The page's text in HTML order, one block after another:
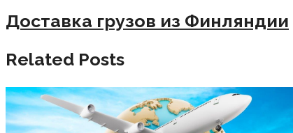
Доставка грузов из Финляндии
Related Posts